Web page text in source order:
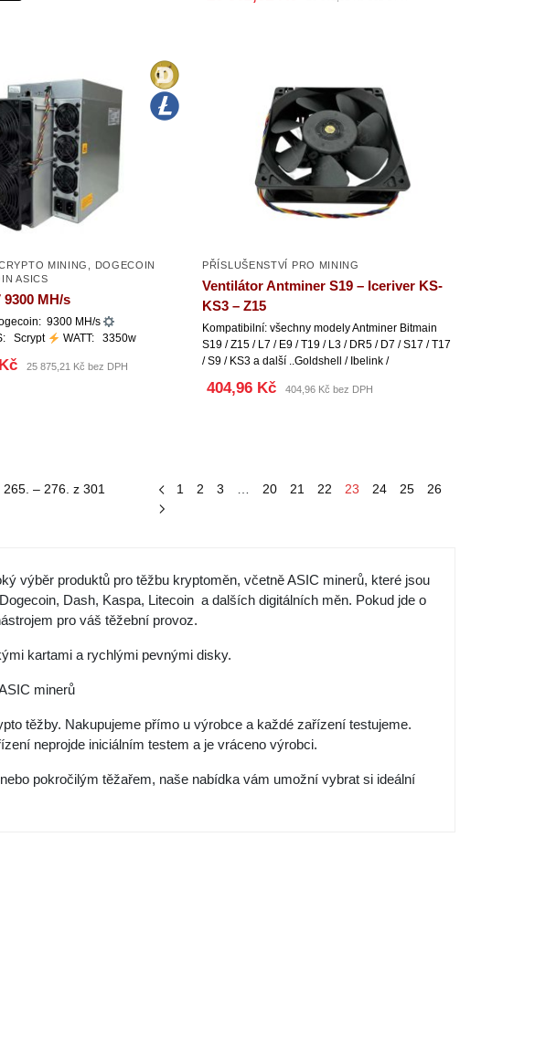
MINING ,
DOGECOIN
ASICS
MH/s
9300 MH/s
Scrypt
WATT: 3350w
25 875,21 Kč bez DPH
PŘÍSLUŠENSTVÍ PRO MINING
Ventilátor Antminer S19 – Iceriver KS-
KS3 – Z15
Kompatibilní: všechny modely Antminer Bitmain
S19 / Z15 / L7 / E9 / T19 / L3 / DR5 / D7 / S17 / T17
/ S9 / KS3 a další ..Goldshell / Ibelink /
404,96 Kč 404,96 Kč bez DPH
– 276. z 301
1 2 3 … 20 21 22 23 24 25 26
výběr produktů pro těžbu kryptoměn, včetně ASIC minerů, které jsou
Dash, Kaspa, Litecoin a dalších digitálních měn. Pokud jde o
pro váš těžební provoz.
kartami a rychlými pevnými disky.
minerů
těžby. Nakupujeme přímo u výrobce a každé zařízení testujeme.
neprojde iniciálním testem a je vráceno výrobci.
pokročilým těžařem, naše nabídka vám umožní vybrat si ideální